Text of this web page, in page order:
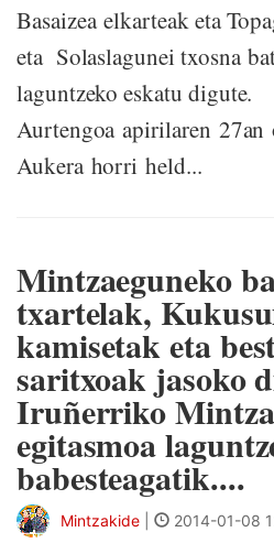
Basaizea elkarteak eta
eta Solaslagunei txosna
laguntzeko eskatu digute.
Aurtengoa apirilaren 27an
Aukera horri held...
Mintzaeguneko
txartelak,
kamisetak eta
saritxoak jasoko
Iruñerriko
egitasmoa
babesteagatik....
Mintzakide 2014-01-08